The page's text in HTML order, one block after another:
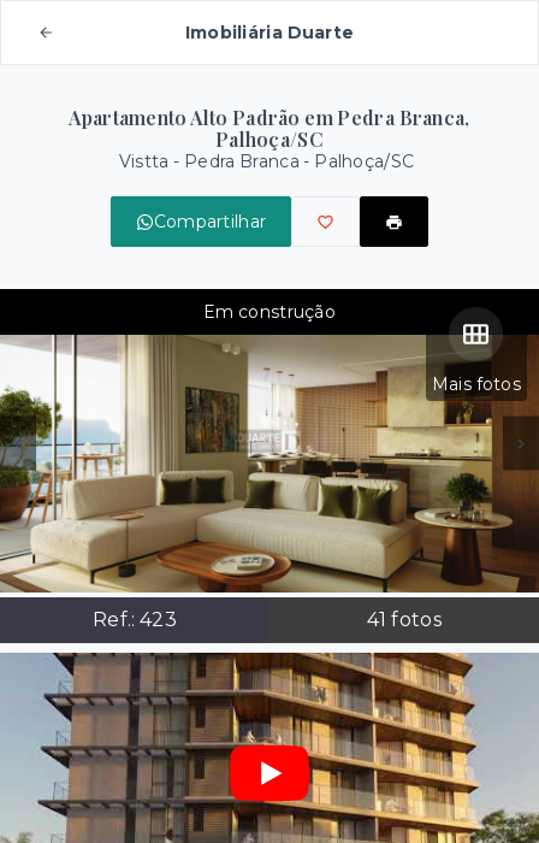
Imobiliária Duarte
Apartamento Alto Padrão em Pedra Branca,
Palhoça/SC
Vistta - Pedra Branca - Palhoça/SC
Compartilhar
Mais fotos
Ref.:423 41 fotos
Em construção